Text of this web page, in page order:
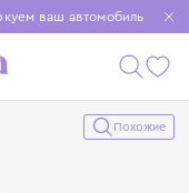
ваш автомобиль
от 15 000 ₽
были еще удобнее
Похожие